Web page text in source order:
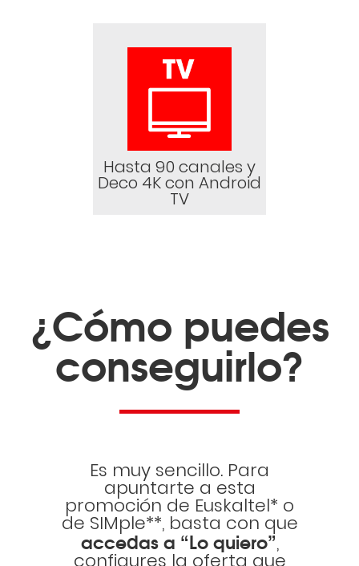
Hasta 90 canales y
Deco 4K con Android
TV
¿Cómo puedes
conseguirlo?
Es muy sencillo. Para
apuntarte a esta
promoción de Euskaltel* o
de SIMple**, basta con que
accedas a “Lo quiero”,
configures la oferta que